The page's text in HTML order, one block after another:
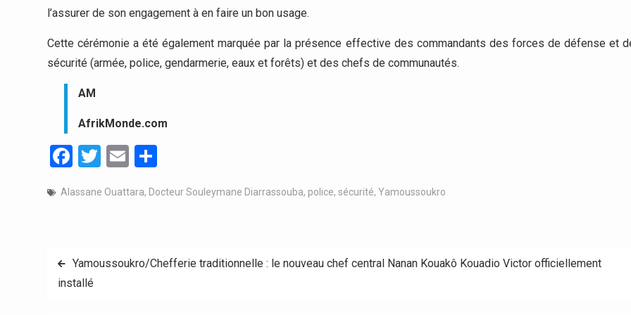
l’assurer de son engagement à en faire un bon usage.
Cette cérémonie a été également marquée par la présence effective des commandants des forces de défense et
sécurité (armée, police, gendarmerie, eaux et forêts) et des chefs de communautés.
AM
AfrikMonde.com
Facebook
Twitter
Email
Alassane Ouattara, Docteur Souleymane Diarrassouba, police, sécurité, Yamoussoukro
Navigation
de
Yamoussoukro/Chefferie traditionnelle : le nouveau chef central Nanan Kouakô Kouadio Victor officiellement
installé